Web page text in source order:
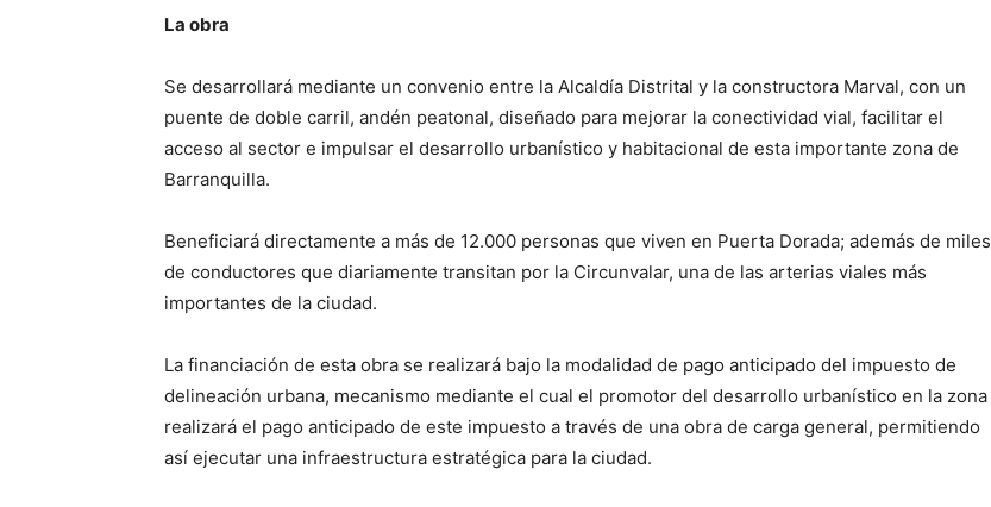
La obra
Se desarrollará mediante un convenio entre la Alcaldía Distrital y la constructora Marval, con un
puente de doble carril, andén peatonal, diseñado para mejorar la conectividad vial, facilitar el
acceso al sector e impulsar el desarrollo urbanístico y habitacional de esta importante zona de
Barranquilla.
Beneficiará directamente a más de 12.000 personas que viven en Puerta Dorada; además de miles
de conductores que diariamente transitan por la Circunvalar, una de las arterias viales más
importantes de la ciudad.
La financiación de esta obra se realizará bajo la modalidad de pago anticipado del impuesto de
delineación urbana, mecanismo mediante el cual el promotor del desarrollo urbanístico en la zona
realizará el pago anticipado de este impuesto a través de una obra de carga general, permitiendo
así ejecutar una infraestructura estratégica para la ciudad.